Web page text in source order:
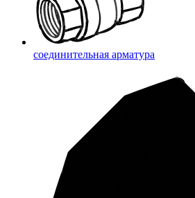
соединительная арматура